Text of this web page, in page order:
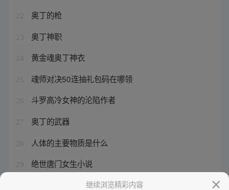
22 奥丁的枪
23 奥丁神职
24 黄金魂奥丁神衣
25 魂师对决50连抽礼包码在哪领
26 斗罗高冷女神的沦陷作者
27 奥丁的武器
28 人体的主要物质是什么
29 绝世唐门女生小说
继续浏览精彩内容